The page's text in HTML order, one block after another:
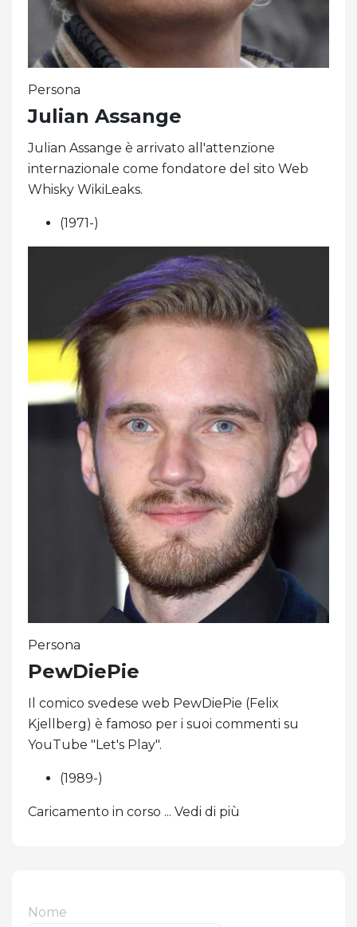
Persona
Julian Assange
Julian Assange è arrivato all'attenzione
internazionale come fondatore del sito Web
Whisky WikiLeaks.
(1971-)
Persona
PewDiePie
Il comico svedese web PewDiePie (Felix
Kjellberg) è famoso per i suoi commenti su
YouTube "Let's Play".
(1989-)
Caricamento in corso ... Vedi di più
Nome